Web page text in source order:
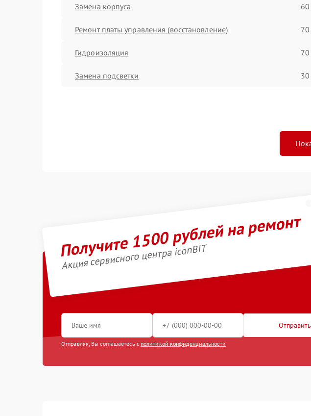
Замена корпуса
Ремонт платы управления (восстановление)
Гидроизоляция
Замена подсветки
Получите 1500 рублей на ремонт
Акция сервисного центра iconBIT
Отправляя, Вы соглашаетесь с политикой конфиденциальности